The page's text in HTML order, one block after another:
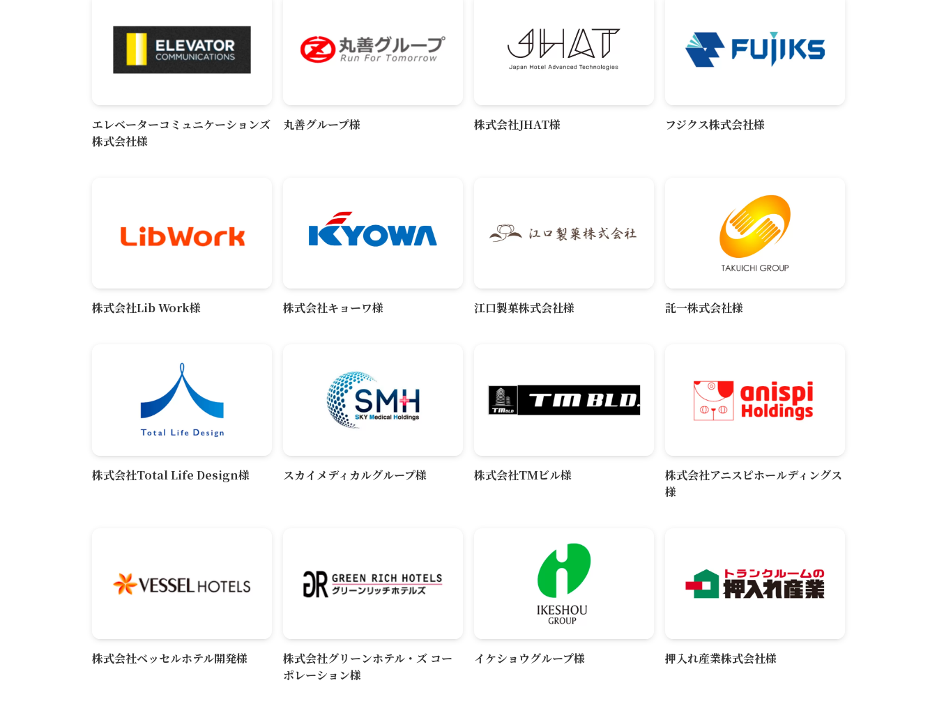
エレベーターコミュニケーションズ
株式会社様
丸善グループ様 株式会社JHAT様 フジクス株式会社様
株式会社Lib Work様 株式会社キョーワ様 江口製菓株式会社様 託一株式会社様
株式会社Total Life Design様 スカイメディカルグループ様 株式会社TMビル様
株式会社アニスピホールディングス
様
株式会社ベッセルホテル開発様
株式会社グリーンホテル・ズ コー
ポレーション様
イケショウグループ様 押入れ産業株式会社様